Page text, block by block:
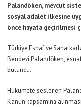
Palandöken, mevcut
sosyal adalet ilkesine
önce hayata geçirilmesi
Türkiye Esnaf ve
Bendevi Palandöken,
bulundu.
Hükümete seslenen
Kanun kapsamına